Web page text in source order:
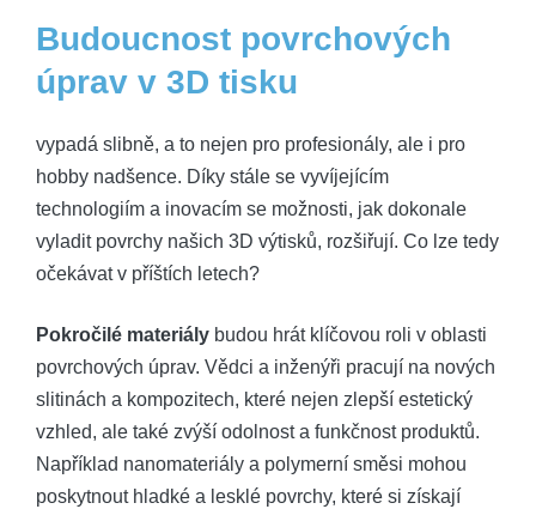
Budoucnost povrchových
úprav v 3D tisku
vypadá slibně, a to nejen pro profesionály, ale i pro
hobby nadšence. Díky stále se vyvíjejícím
technologiím a inovacím se možnosti, jak dokonale
vyladit povrchy našich 3D výtisků, rozšiřují. Co lze tedy
očekávat v příštích letech?
Pokročilé materiály budou hrát klíčovou roli v oblasti
povrchových úprav. Vědci a inženýři pracují na nových
slitinách a kompozitech, které nejen zlepší estetický
vzhled, ale také zvýší odolnost a funkčnost produktů.
Například nanomateriály a polymerní směsi mohou
poskytnout hladké a lesklé povrchy, které si získají